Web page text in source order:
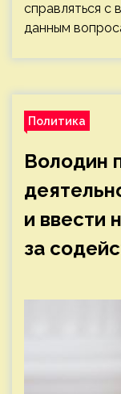
справляться
данным
Политика
Володин
и ввести
за